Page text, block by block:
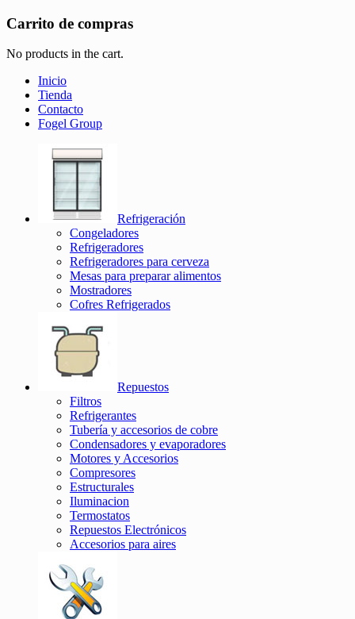
Carrito de compras
No products in the cart.
Inicio
Tienda
Contacto
Fogel Group
Refrigeración
Congeladores
Refrigeradores
Refrigeradores para cerveza
Mesas para preparar alimentos
Mostradores
Cofres Refrigerados
Repuestos
Filtros
Refrigerantes
Tubería y accesorios de cobre
Condensadores y evaporadores
Motores y Accesorios
Compresores
Estructurales
Iluminacion
Termostatos
Repuestos Electrónicos
Accesorios para aires